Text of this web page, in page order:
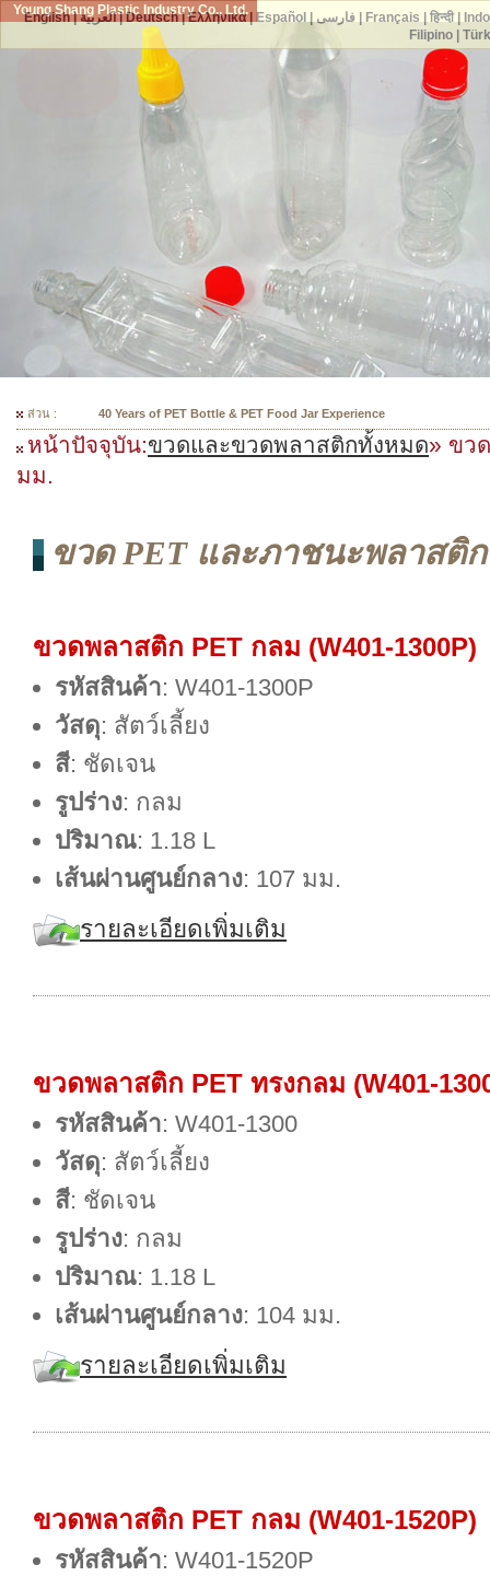
Young Shang Plastic Industry Co., Ltd.
ส่วน : 300 Mould Selections For Your PET Bottles
หน้าปัจจุบัน:ขวดและขวดพลาสติกทั้งหมด» ขว
มม.
ขวด PET และภาชนะพลาสติ
ขวดพลาสติก PET กลม (W401-1300P)
รหัสสินค้า: W401-1300P
วัสดุ: สัตว์เลี้ยง
สี: ชัดเจน
รูปร่าง: กลม
ปริมาณ: 1.18 L
เส้นผ่านศูนย์กลาง: 107 มม.
รายละเอียดเพิ่มเติม
ขวดพลาสติก PET ทรงกลม (W401-
รหัสสินค้า: W401-1300
วัสดุ: สัตว์เลี้ยง
สี: ชัดเจน
รูปร่าง: กลม
ปริมาณ: 1.18 L
เส้นผ่านศูนย์กลาง: 104 มม.
รายละเอียดเพิ่มเติม
ขวดพลาสติก PET กลม (W401-1520P)
รหัสสินค้า: W401-1520P
English|العربية|Deutsch|Ελληνικά| Español فارسی| Français हिन्दी|
Filipino|